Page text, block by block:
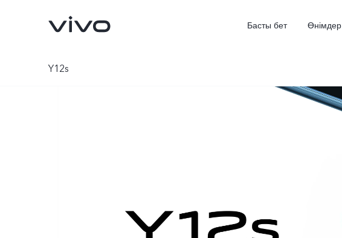
Басты бет Өнімдер
Y12s